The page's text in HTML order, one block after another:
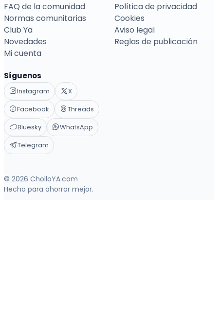
FAQ de la comunidad
Normas comunitarias
Club Ya
Novedades
Mi cuenta
Política de privacidad
Cookies
Aviso legal
Reglas de publicación
Síguenos
Instagram
X
Facebook
Threads
Bluesky
WhatsApp
Telegram
© 2026 CholloYA.com
Hecho para ahorrar mejor.